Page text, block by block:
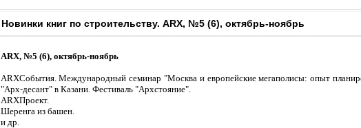
Новинки книг по строительству. ARX, №5 (6), октябрь-ноябрь
ARX, №5 (6), октябрь-ноябрь
АRХСобытия. Международный семинар "Москва и европейские мегаполисы: опыт
"Аpх-десант" в Казани. Фестиваль "Аpхстояние".
АRХПроект.
Шеренга из башен.
и др.